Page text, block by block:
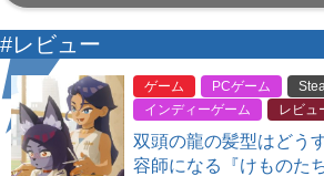
#レビュー
ゲーム PCゲーム
インディーゲーム
レビュ
双頭の龍の髪型はどう
容師になる『けものた